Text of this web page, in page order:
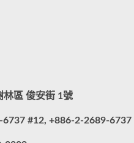
林區 俊安街 1號
#12, +886-2-2689-6737